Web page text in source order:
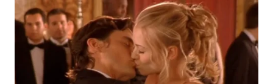
WN
SOLO
WN
BOROBUDUR